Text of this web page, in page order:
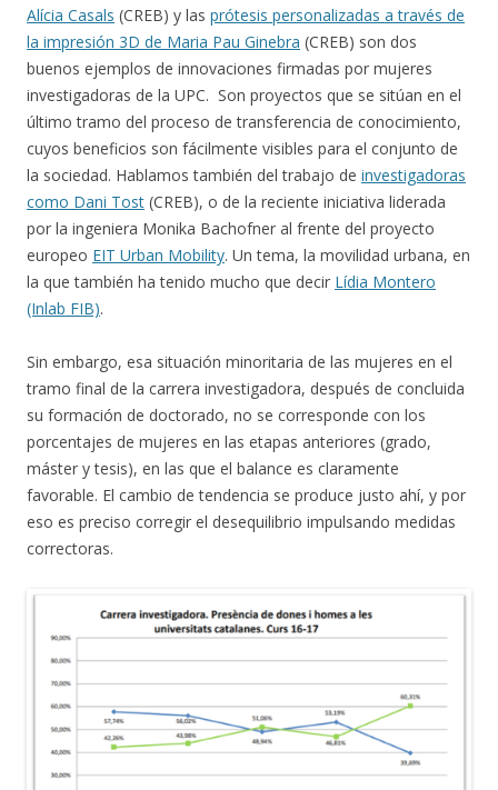
Alícia Casals (CREB) y las prótesis personalizadas a través de
la impresión 3D de Maria Pau Ginebra (CREB) son dos
buenos ejemplos de innovaciones firmadas por mujeres
investigadoras de la UPC. Son proyectos que se sitúan en el
último tramo del proceso de transferencia de conocimiento,
cuyos beneficios son fácilmente visibles para el conjunto de
la sociedad. Hablamos también del trabajo de investigadoras
como Dani Tost (CREB), o de la reciente iniciativa liderada
por la ingeniera Monika Bachofner al frente del proyecto
europeo EIT Urban Mobility. Un tema, la movilidad urbana, en
la que también ha tenido mucho que decir Lídia Montero
(Inlab FIB).
Sin embargo, esa situación minoritaria de las mujeres en el
tramo final de la carrera investigadora, después de concluida
su formación de doctorado, no se corresponde con los
porcentajes de mujeres en las etapas anteriores (grado,
máster y tesis), en las que el balance es claramente
favorable. El cambio de tendencia se produce justo ahí, y por
eso es preciso corregir el desequilibrio impulsando medidas
correctoras.